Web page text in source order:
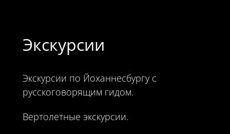
Экскурсии
Экскурсии по Йоханнесбургу с
русскоговорящим гидом.
Вертолетные экскурсии.